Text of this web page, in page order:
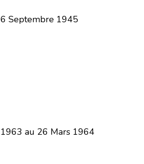
Septembre 1945
au 26 Mars 1964